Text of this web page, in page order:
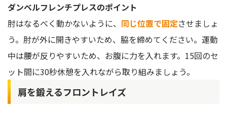
ダンベルフレンチプレスのポイント
肘はなるべく動かないように、 同じ位置で固定させましょ
う。肘が外に開きやすいため、脇を締めてください。運動
中は腰が反りやすいため、お腹に力を入れます。15回のセ
ット間に30秒休憩を入れながら取り組みましょう。
肩を鍛えるフロントレイズ